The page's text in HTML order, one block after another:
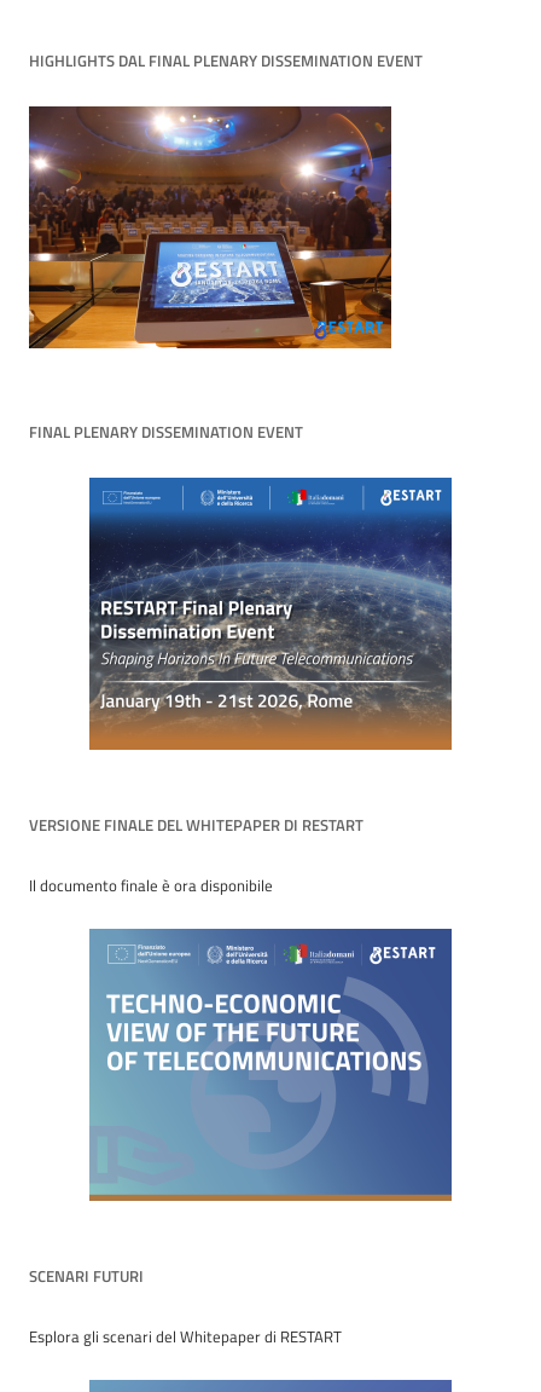
HIGHLIGHTS DAL FINAL PLENARY DISSEMINATION EVENT
FINAL PLENARY DISSEMINATION EVENT
VERSIONE FINALE DEL WHITEPAPER DI RESTART
Il documento finale è ora disponibile
SCENARI FUTURI
Esplora gli scenari del Whitepaper di RESTART